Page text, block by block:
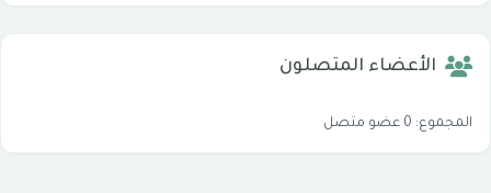
الأعضاء المتصلون
المجموع: 0 عضو متصل